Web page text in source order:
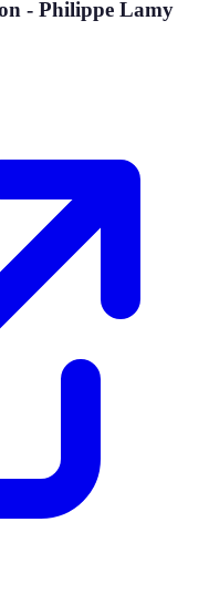
- Philippe Lamy